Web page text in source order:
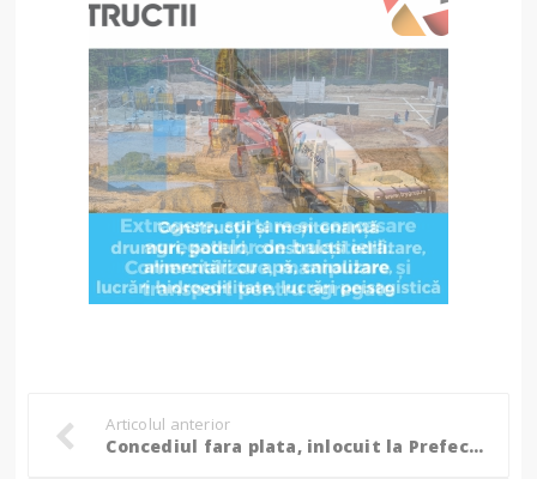
Articolul anterior
Concediul fara plata, inlocuit la Prefectura cu diminuarea salariilor, fara zile libere!